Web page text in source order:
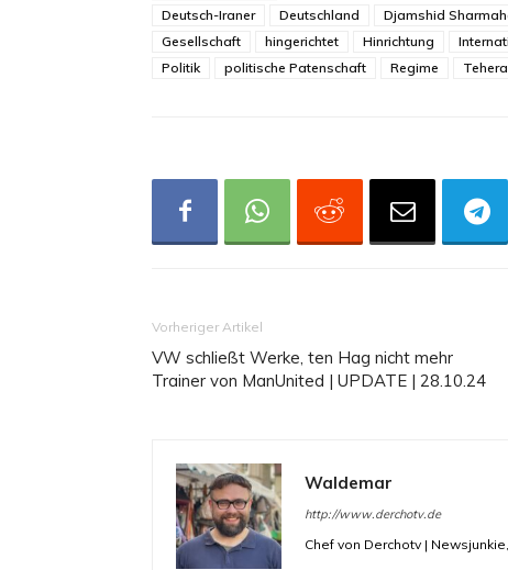
Deutsch-Iraner
Deutschland Djamshid
Gesellschaft
hingerichtet Hinrichtung
Politik
politische Patenschaft Regime
Vorheriger Artikel
VW schließt Werke, ten Hag nicht mehr
Trainer von ManUnited | UPDATE | 28.10.24
Waldemar
http://www.derchotv.de
Chef von Derchotv |